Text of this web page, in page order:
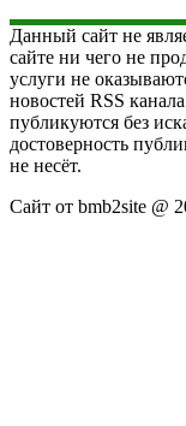
Данный сайт не
сайте ни чего не
услуги не
новостей RSS
публикуются без
достоверность
не несёт.
Сайт от bmb2site @